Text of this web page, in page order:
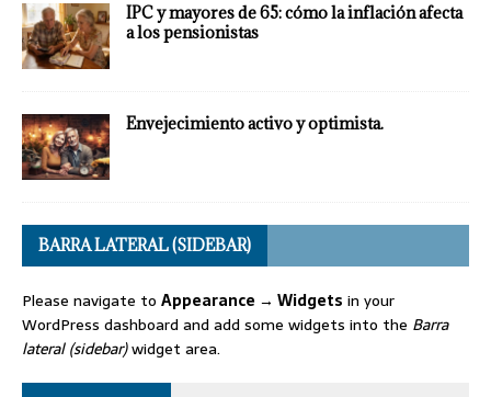
IPC y mayores de 65: cómo la inflación afecta
a los pensionistas
Envejecimiento activo y optimista.
BARRA LATERAL (SIDEBAR)
Please navigate to Appearance → Widgets in your
WordPress dashboard and add some widgets into the Barra
lateral (sidebar)widget area.